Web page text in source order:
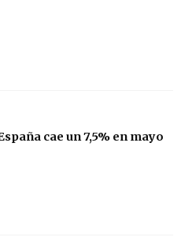
cae un 7,5% en mayo